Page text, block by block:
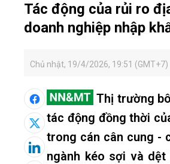
Tác động của rủi ro
doanh nghiệp nhập
Chủ nhật, 19/4/2026, 19:51 (GMT+7)
Thị trường
tác động đồng thời
trong cán cân cung -
ngành kéo sợi và